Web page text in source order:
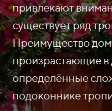
привлекают
существует ряд
Преимущество
произрастающие в
определённые
подоконнике